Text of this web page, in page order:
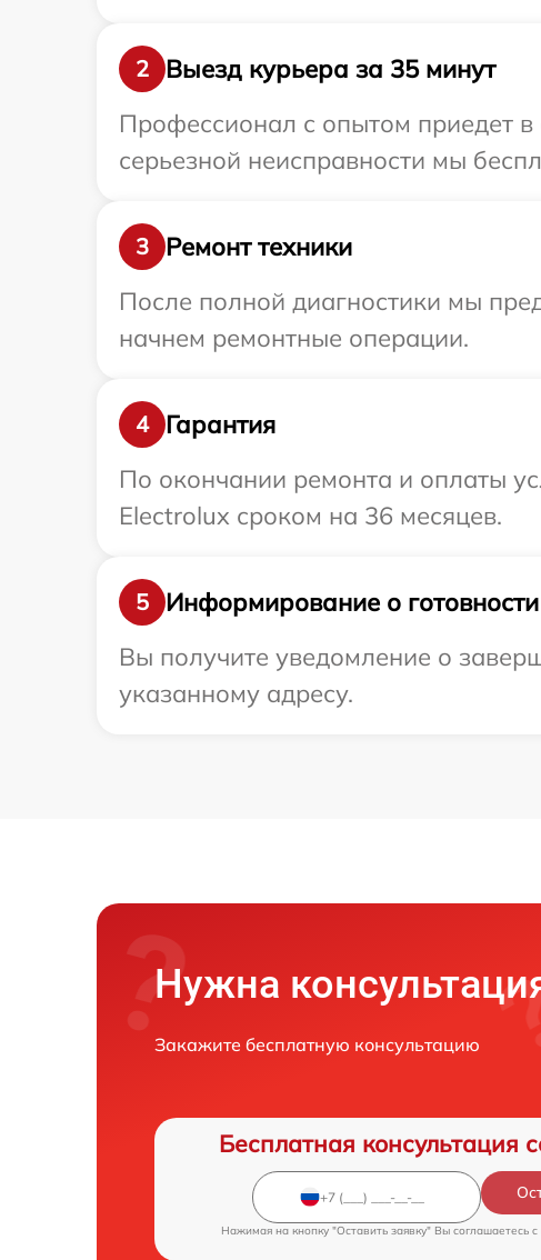
2
Выезд курьера за 35 минут
Профессионал с опытом приедет
серьезной неисправности мы
3
Ремонт техники
После полной диагностики мы
начнем ремонтные операции.
4
Гарантия
По окончании ремонта и оплаты
Electrolux сроком на 36 месяцев.
5
Информирование о готовности
Вы получите уведомление о
указанному адресу.
Нужна
Закажите бесплатную консультацию
Бесплатная консультация
Нажимая на кнопку "Оставить заявку" Вы соглашаетесь c